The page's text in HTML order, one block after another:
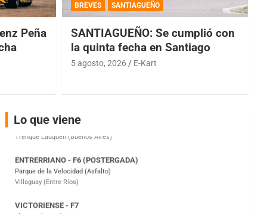
Peña
BREVES SANTIAGUEÑO
SANTIAGUEÑO: Se cumplió con
la quinta fecha en Santiago
5 agosto, 2026 E-Kart
Lo que viene
IAME SERIES ARGENTINA 6
Ramiro Tot (Asfalto)
Baradero (Buenos Aires)
Parque de la Velocidad (Asfalto)
Villaguay (Entre Ríos)
El Cerro (Tierra)
Victoria (Entre Ríos)
Moto Club Reginense (Tierra)